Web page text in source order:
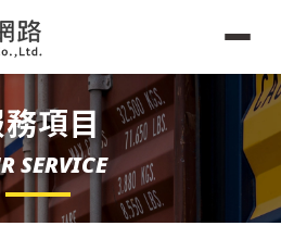
項目
SERVICE